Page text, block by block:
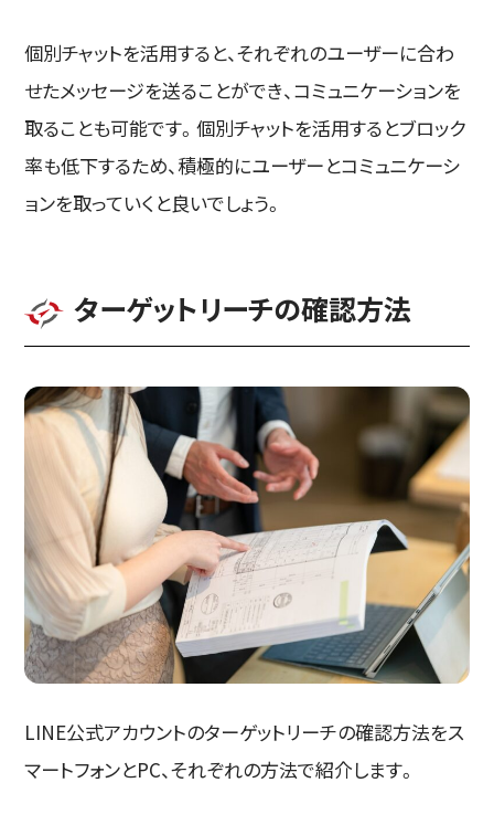
個別チャットを活用すると、それぞれのユーザーに合わ
せたメッセージを送ることができ、コミュニケーションを
取ることも可能です。個別チャットを活用するとブロック
率も低下するため、積極的にユーザーとコミュニケーシ
ョンを取っていくと良いでしょう。
ターゲットリーチの確認方法
LINE公式アカウントのターゲットリーチの確認方法をス
マートフォンとPC、それぞれの方法で紹介します。